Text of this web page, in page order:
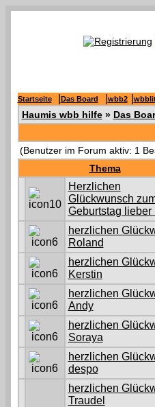
Startseite Das Board wbb2
Haumis wbb hilfe» Das
(Benutzer im Forum aktiv: 1
Thema
Herzlichen
Glückwunsch
Geburtstag lieber
herzlichen
Roland
herzlichen
Kerstin
herzlichen
Andy
herzlichen
Soraya
herzlichen
despo
herzlichen
Traudel